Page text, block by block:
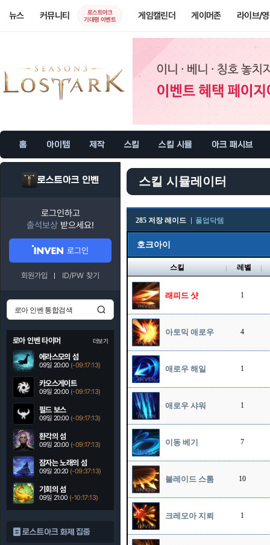
뉴스 커뮤니티
로스트아크
기대평 이벤트
게임캘린더 게이머존 라이브/
홈 아이템 제작 스킬 스킬 시뮬 아크 패시브
로스트아크 인벤
로그인하고
출석보상 받으세요!
로그인
회원가입 ID/PW 찾기
로아 인벤 타이머 더보기
에라스모의 섬
09일 20:00 (-09:17:12)
카오스게이트
09일 20:00 (-09:17:12)
필드 보스
09일 20:00 (-09:17:12)
환각의 섬
09일 20:00 (-09:17:12)
잠자는 노래의 섬
09일 20:20 (-09:37:12)
기회의 섬
09일 21:00 (-10:17:12)
로스트아크 화제 집중
스킬 시뮬레이터
285 저장 레이드 풀업닥템
호크아이
스킬 레벨
래피드 샷 1
아토믹 애로우 4
애로우 해일 1
애로우 샤워 1
이동 베기 7
블레이드 스톰 10
크레모아 지뢰 1